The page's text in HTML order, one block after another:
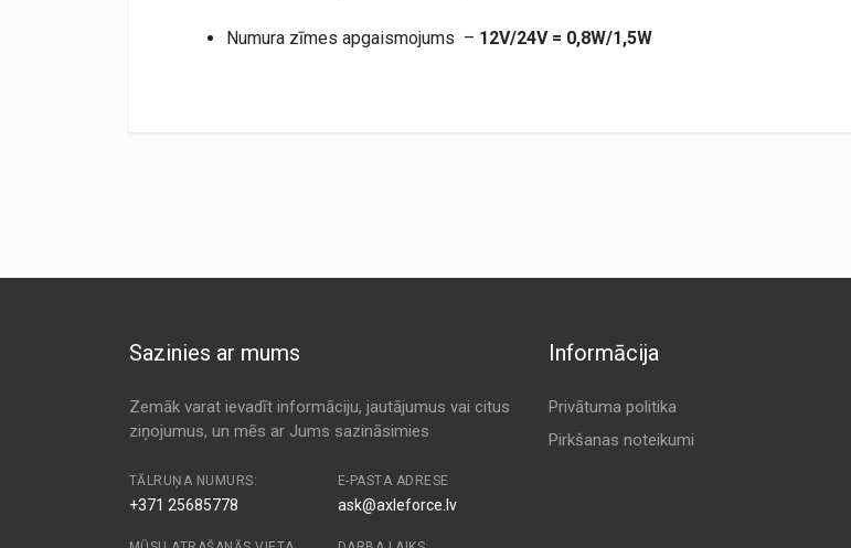
Numura zīmes apgaismojums – 12V/24V = 0,8W/1,5W
Sazinies ar mums
Zemāk varat ievadīt informāciju, jautājumus vai citus
ziņojumus, un mēs ar Jums sazināsimies
TĀLRUŅA NUMURS:
+371 25685778
E-PASTA ADRESE
ask@axleforce.lv
Informācija
Privātuma politika
Pirkšanas noteikumi